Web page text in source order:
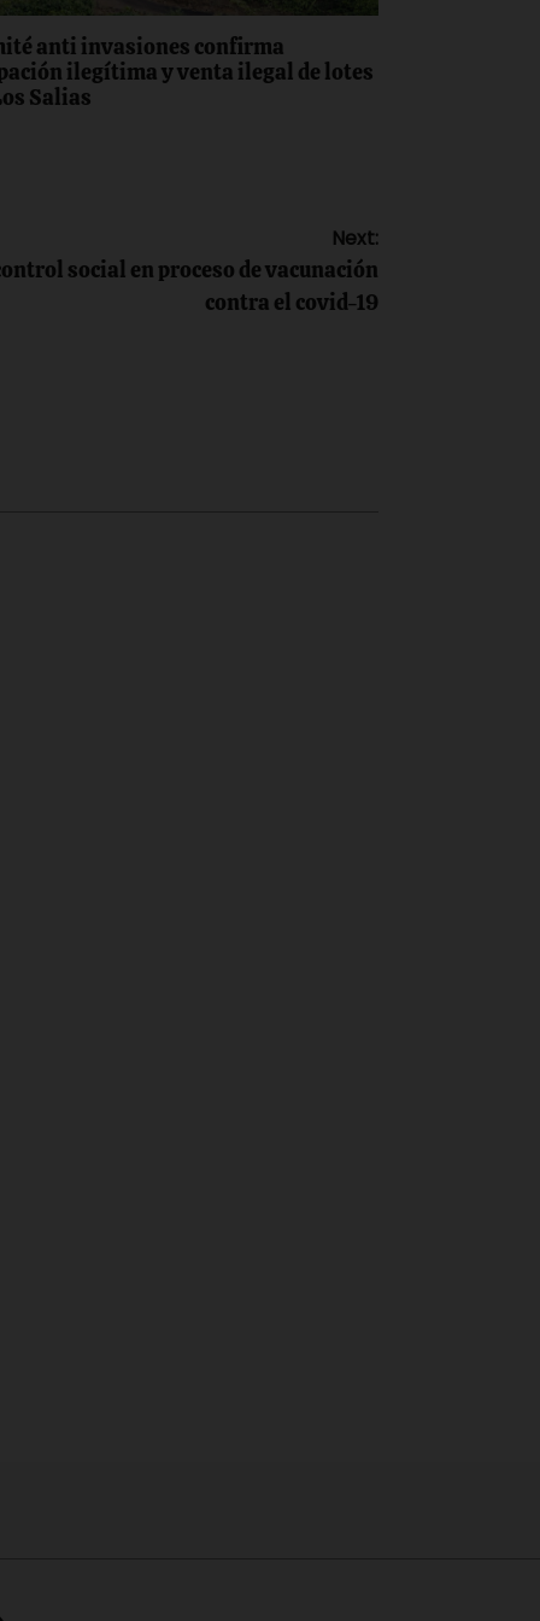
anti invasiones confirma
ilegítima y venta ilegal de lotes
Salias
Next:
social en proceso de vacunación
contra el covid-19